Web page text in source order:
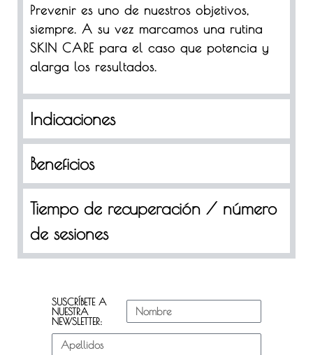
Prevenir es uno de nuestros objetivos,
siempre. A su vez marcamos una rutina
SKIN CARE para el caso que potencia y
alarga los resultados.
Indicaciones
Beneficios
Tiempo de recuperación / número
de sesiones
SUSCRÍBETE A
NUESTRA
NEWSLETTER: